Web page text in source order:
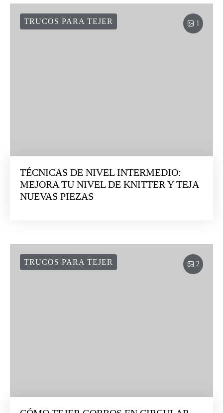
1
TRUCOS PARA TEJER
TÉCNICAS DE NIVEL INTERMEDIO:
MEJORA TU NIVEL DE KNITTER Y TEJA
NUEVAS PIEZAS
2
TRUCOS PARA TEJER